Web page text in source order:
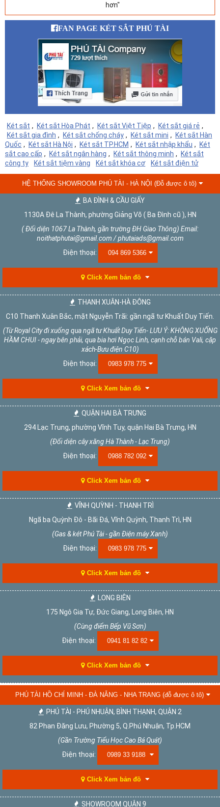
hơn"
FAN PAGE KÉT SẮT PHÚ TÀI
Két sắt , Két sắt Hòa Phát , Két sắt Việt Tiệp , Két sắt giá rẻ ,
Két sắt gia đình , Két sắt chống cháy , Két sắt mini ,
Két sắt Hàn
Quốc , Két sắt Hà Nội , Két sắt TP.HCM , Két sắt nhập khẩu ,
Két
sắt cao cấp , Két sắt ngân hàng , Két sắt thông minh ,
Két sắt
công ty
Két sắt tiệm vàng Két sắt khóa cơ Két sắt điện tử
HỆ THỐNG SHOWROOM PHÚ TÀI - HÀ NỘI (Đỗ được ô tô)
BA ĐÌNH & CẦU GIẤY
1130A Đê La Thành, phường Giảng Võ ( Ba Đình cũ ), HN
( Đối diện 1067 La Thành, gần trường ĐH Giao Thông) Email:
noithatphutai@gmail.com / phutaiads@gmail.com
Điện thoại:
094 869 5366
Click Xem bản đồ
THANH XUÂN-HÀ ĐÔNG
C10 Thanh Xuân Bắc, mặt Nguyễn Trãi: gần ngã tư Khuất Duy Tiến.
(Từ Royal City đi xuống qua ngã tư Khuất Duy Tiến- LƯU Ý: KHÔNG XUỐNG
HẦM CHUI - ngay bên phải, qua bia hơi Ngọc Linh, cạnh chỗ bán Vali, cặp
xách-Bưu điện C10)
Điện thoại:
0983 978 775
Click Xem bản đồ
QUẬN HAI BÀ TRƯNG
294 Lạc Trung, phường Vĩnh Tuy, quận Hai Bà Trưng, HN
(Đối diện cây xăng Hà Thành - Lạc Trung)
Điện thoại:
0988 782 092
Click Xem bản đồ
VĨNH QUỲNH - THANH TRÌ
Ngã ba Quỳnh Đô - Bãi Đá, Vĩnh Quỳnh, Thanh Trì, HN
(Gas & két Phú Tài - gần Điện máy Xanh)
Điện thoại:
0983 978 775
Click Xem bản đồ
LONG BIÊN
175 Ngô Gia Tự, Đức Giang, Long Biên, HN
(Cùng điểm Bếp Vũ Sơn)
Điện thoại:
0941 81 82 82
Click Xem bản đồ
PHÚ TÀI HỒ CHÍ MINH - ĐÀ NẴNG - NHA TRANG (đỗ được ô tô)
PHÚ TÀI - PHÚ NHUẬN, BÌNH THẠNH, QUẬN 2
82 Phan Đăng Lưu, Phường 5, Q.Phú Nhuận, Tp.HCM
(Gần Trường Tiểu Học Cao Bá Quát)
Điện thoại:
0989 33 9188
Click Xem bản đồ
SHOWROOM QUẬN 9